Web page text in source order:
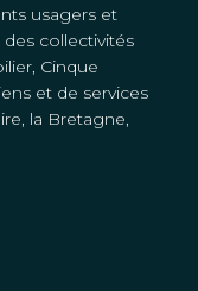
usagers et
des collectivités
Cinque
et de services
la Bretagne,